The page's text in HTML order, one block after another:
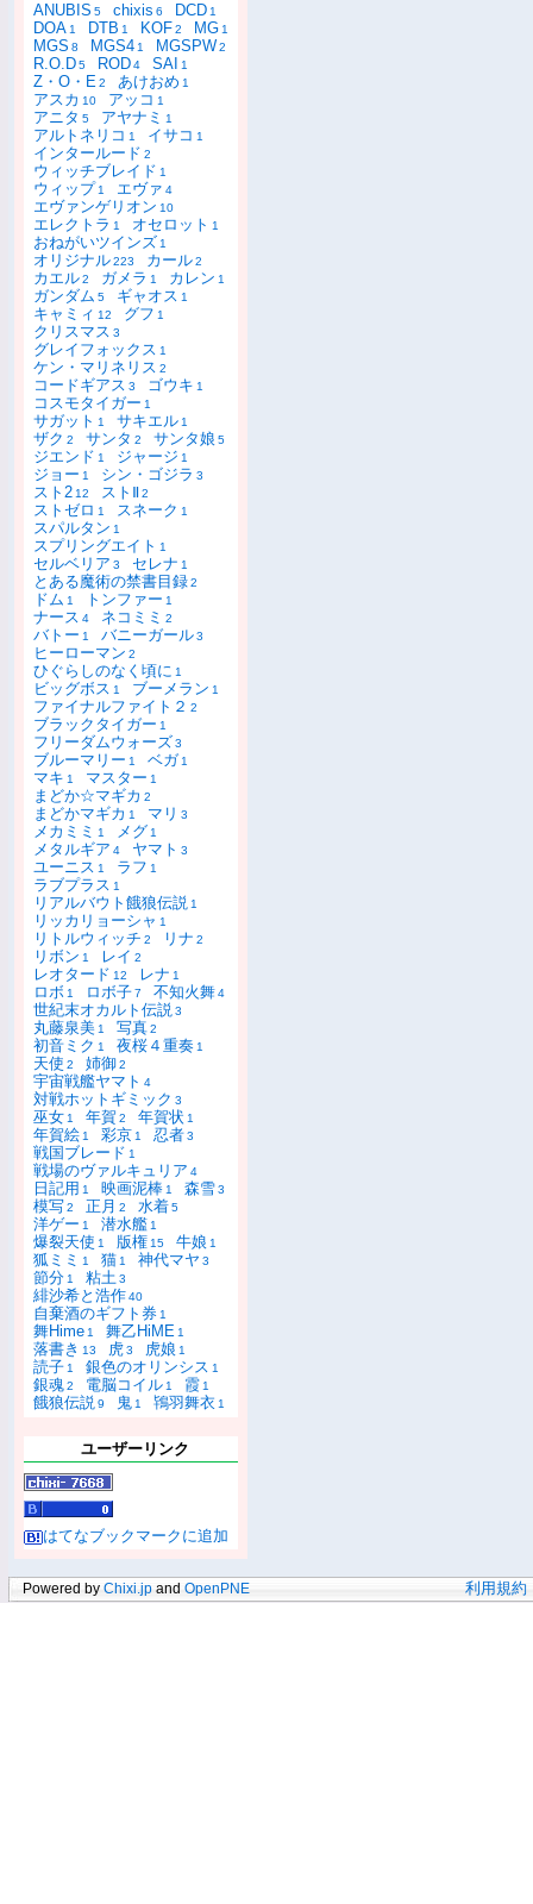
ANUBIS 5 chixis 6 DCD 1
DOA 1 DTB 1 KOF2 MG 1
MGS 8 MGS4 1 MGSPW2
R.O.D5 ROD4 SAI 1
Z・O・E2 あけおめ 1
アスカ 10 アッコ 1
アニタ 5 アヤナミ 1
アルトネリコ 1 イサコ 1
インタールード 2
ウィッチブレイド 1
ウィップ 1 エヴァ 4
エヴァンゲリオン 10
エレクトラ 1 オセロット 1
おねがいツインズ 1
オリジナル223 カール2
カエル2 ガメラ 1 カレン 1
ガンダム 5 ギャオス 1
キャミィ 12 グフ 1
クリスマス 3
グレイフォックス 1
ケン・マリネリス 2
コードギアス 3 ゴウキ 1
コスモタイガー 1
サガット 1 サキエル 1
ザク 2 サンタ 2 サンタ娘 5
ジエンド 1 ジャージ 1
ジョー 1 シン・ゴジラ 3
スト2 12 ストⅡ2
ストゼロ 1 スネーク 1
スパルタン 1
スプリングエイト 1
セルベリア 3 セレナ 1
とある魔術の禁書目録2
ドム 1 トンファー 1
ナース 4 ネコミミ 2
バトー 1 バニーガール3
ヒーローマン 2
ひぐらしのなく頃に 1
ビッグボス 1 ブーメラン 1
ファイナルファイト２ 2
ブラックタイガー 1
フリーダムウォーズ3
ブルーマリー 1 ベガ 1
マキ 1 マスター 1
まどか☆マギカ 2
まどかマギカ 1 マリ 3
メカミミ 1 メグ 1
メタルギア 4 ヤマト 3
ユーニス 1 ラフ 1
ラブプラス 1
リアルバウト餓狼伝説 1
リッカリョーシャ 1
リトルウィッチ 2 リナ 2
リボン 1 レイ 2
レオタード 12 レナ 1
ロボ 1 ロボ子7 不知火舞4
世紀末オカルト伝説3
丸藤泉美 1 写真2
初音ミク 1 夜桜４重奏 1
天使 2 姉御2
宇宙戦艦ヤマト 4
対戦ホットギミック 3
巫女 1 年賀2 年賀状 1
年賀絵 1 彩京 1 忍者3
戦国ブレード 1
戦場のヴァルキュリア 4
日記用 1 映画泥棒 1 森雪3
模写2 正月 2 水着5
洋ゲー 1 潜水艦 1
爆裂天使 1 版権 15 牛娘 1
狐ミミ 1 猫 1 神代マヤ 3
節分 1 粘土3
緋沙希と浩作40
自棄酒のギフト券 1
舞Hime 1 舞乙HiME 1
落書き 13 虎3 虎娘 1
読子 1 銀色のオリンシス 1
銀魂2 電脳コイル 1 霞 1
餓狼伝説9 鬼 1 鴇羽舞衣 1
ユーザーリンク
はてなブックマークに追加
Powered by Chixi.jp and OpenPNE 利用規約